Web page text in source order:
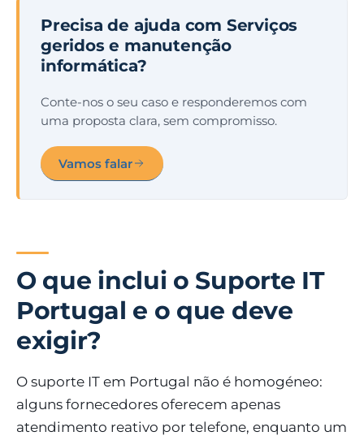
Precisa de ajuda com Serviços
geridos e manutenção
informática?
Conte-nos o seu caso e responderemos com
uma proposta clara, sem compromisso.
Vamos falar
O que inclui o Suporte IT
Portugal e o que deve
exigir?
O suporte IT em Portugal não é homogéneo:
alguns fornecedores oferecem apenas
atendimento reativo por telefone, enquanto um